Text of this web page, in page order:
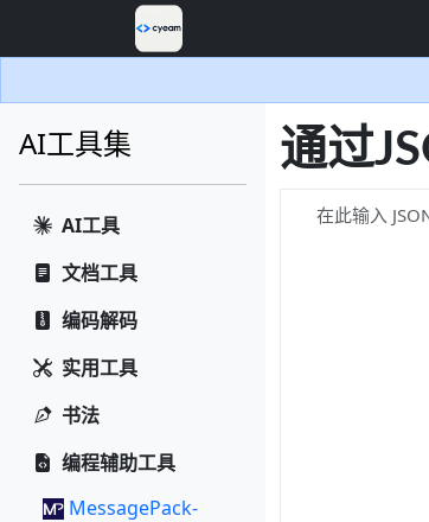
AI工具集
AI工具
文档工具
编码解码
实用工具
书法
编程辅助工具
MessagePack-
通过